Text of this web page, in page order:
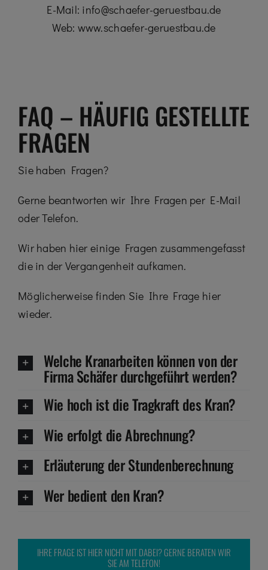
E-Mail: info@schaefer-geruestbau.de
Web: www.schaefer-geruestbau.de
FAQ – HÄUFIG GESTELLTE
FRAGEN
Sie haben Fragen?
Gerne beantworten wir Ihre Fragen per E-Mail
oder Telefon.
Wir haben hier einige Fragen zusammengefasst
die in der Vergangenheit aufkamen.
Möglicherweise finden Sie Ihre Frage hier
wieder.
Welche Kranarbeiten können von der
Firma Schäfer durchgeführt werden?
Wie hoch ist die Tragkraft des Kran?
Wie erfolgt die Abrechnung?
Erläuterung der Stundenberechnung
Wer bedient den Kran?
IHRE FRAGE IST HIER NICHT MIT DABEI? GERNE BERATEN WIR
SIE AM TELEFON!